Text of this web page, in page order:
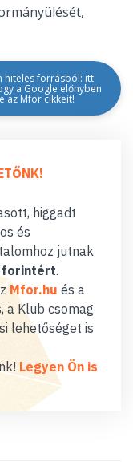
hiteles forrásból: itt
a Google előnyben
az Mfor cikkeit!
higgadt
és
jutnak
forintért.
Mfor.hu és a
a Klub csomag
lehetőséget is
Legyen Ön is